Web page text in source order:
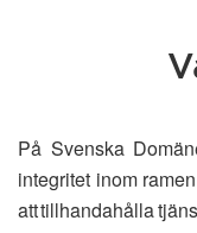
På Svenska
integritet inom
att tillhandahålla